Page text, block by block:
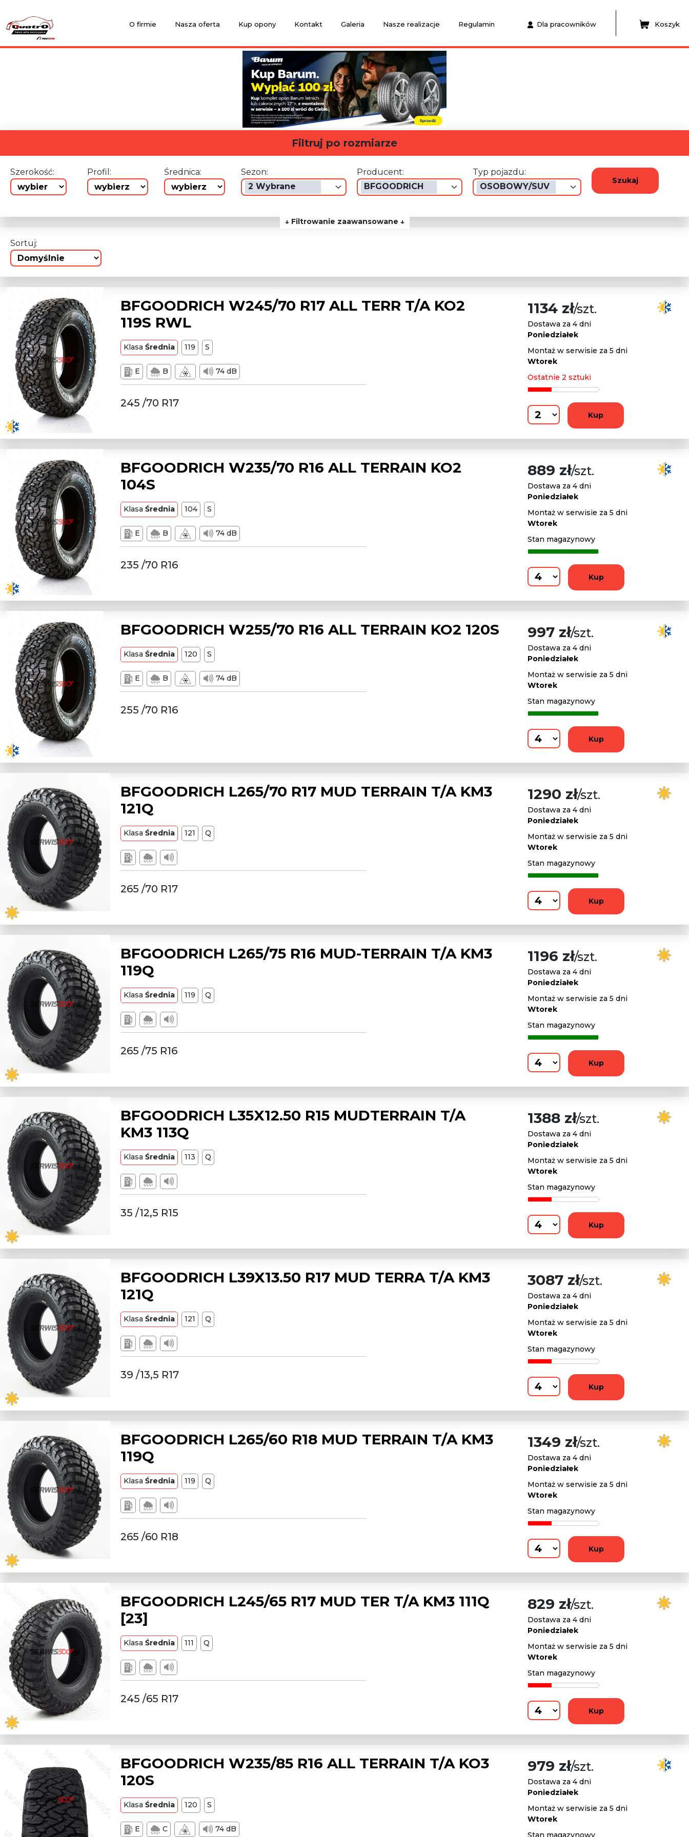
O firmie Nasza oferta Kup opony Kontakt Galeria Nasze realizacje Regulamin Dla pracowników Koszyk
Filtruj po rozmiarze
Szerokość: Profil: Średnica:
Sezon:
2 Wybrane
Producent:
BFGOODRICH
Typ pojazdu:
OSOBOWY/SUV
Szukaj
↓ Filtrowanie zaawansowane ↓
Sortuj:
BFGOODRICH W245/70 R17 ALL TERR T/A KO2
119S RWL
Klasa Średnia 119 S
E B 74 dB
245 /70 R17
1134 zł/szt.
Dostawa za 4 dni
Poniedziałek
Montaż w serwisie za 5 dni
Wtorek
Ostatnie 2 sztuki
Kup
BFGOODRICH W235/70 R16 ALL TERRAIN KO2
104S
Klasa Średnia 104 S
E B 74 dB
235 /70 R16
889 zł/szt.
Dostawa za 4 dni
Poniedziałek
Montaż w serwisie za 5 dni
Wtorek
Stan magazynowy
Kup
BFGOODRICH W255/70 R16 ALL TERRAIN KO2 120S
Klasa Średnia 120 S
E B 74 dB
255 /70 R16
997 zł/szt.
Dostawa za 4 dni
Poniedziałek
Montaż w serwisie za 5 dni
Wtorek
Stan magazynowy
Kup
BFGOODRICH L265/70 R17 MUD TERRAIN T/A KM3
121Q
Klasa Średnia 121 Q
265 /70 R17
1290 zł/szt.
Dostawa za 4 dni
Poniedziałek
Montaż w serwisie za 5 dni
Wtorek
Stan magazynowy
Kup
BFGOODRICH L265/75 R16 MUD-TERRAIN T/A KM3
119Q
Klasa Średnia 119 Q
265 /75 R16
1196 zł/szt.
Dostawa za 4 dni
Poniedziałek
Montaż w serwisie za 5 dni
Wtorek
Stan magazynowy
Kup
BFGOODRICH L35X12.50 R15 MUDTERRAIN T/A
KM3 113Q
Klasa Średnia 113 Q
35 /12,5 R15
1388 zł/szt.
Dostawa za 4 dni
Poniedziałek
Montaż w serwisie za 5 dni
Wtorek
Stan magazynowy
Kup
BFGOODRICH L39X13.50 R17 MUD TERRA T/A KM3
121Q
Klasa Średnia 121 Q
39 /13,5 R17
3087 zł/szt.
Dostawa za 4 dni
Poniedziałek
Montaż w serwisie za 5 dni
Wtorek
Stan magazynowy
Kup
BFGOODRICH L265/60 R18 MUD TERRAIN T/A KM3
119Q
Klasa Średnia 119 Q
265 /60 R18
1349 zł/szt.
Dostawa za 4 dni
Poniedziałek
Montaż w serwisie za 5 dni
Wtorek
Stan magazynowy
Kup
BFGOODRICH L245/65 R17 MUD TER T/A KM3 111Q
[23]
Klasa Średnia 111 Q
245 /65 R17
829 zł/szt.
Dostawa za 4 dni
Poniedziałek
Montaż w serwisie za 5 dni
Wtorek
Stan magazynowy
Kup
BFGOODRICH W235/85 R16 ALL TERRAIN T/A KO3
120S
Klasa Średnia 120 S
E C 74 dB
979 zł/szt.
Dostawa za 4 dni
Poniedziałek
Montaż w serwisie za 5 dni
Wtorek
Stan magazynowy